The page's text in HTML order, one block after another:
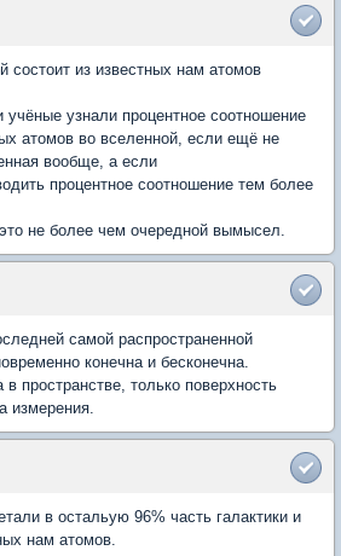
состоит из известных нам атомов
учёные узнали процентное соотношение
атомов во вселенной, если ещё не
вообще, а если
процентное соотношение тем более
не более чем очередной вымысел.
самой распространенной
конечна и бесконечна.
пространстве, только поверхность
измерения.
в остальую 96% часть галактики и
нам атомов.